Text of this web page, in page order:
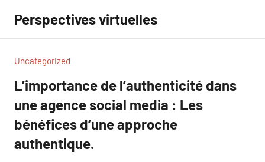
contenu
Perspectives virtuelles
Uncategorized
L’importance de l’authenticité dans
une agence social media : Les
bénéfices d’une approche
authentique.